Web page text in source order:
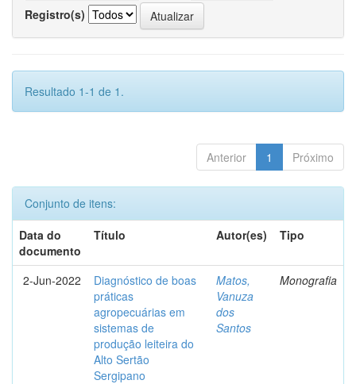
Registro(s)
Resultado 1-1 de 1.
Anterior 1 Próximo
Conjunto de itens:
Data do
documento
Título Autor(es) Tipo
2-Jun-2022
Diagnóstico de boas
práticas
agropecuárias em
sistemas de
produção leiteira do
Alto Sertão
Sergipano
Matos,
Vanuza
dos
Santos
Monografia